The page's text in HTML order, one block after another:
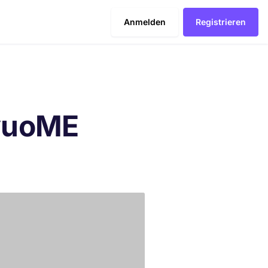
Anmelden Registrieren